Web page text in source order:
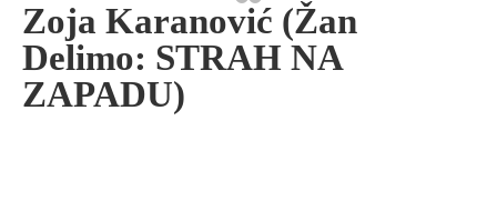
Zoja Karanović (Žan
Delimo: STRAH NA
ZAPADU)